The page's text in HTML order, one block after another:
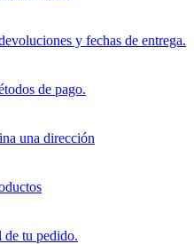
y fechas de entrega.
de pago.
una dirección
de tu pedido.